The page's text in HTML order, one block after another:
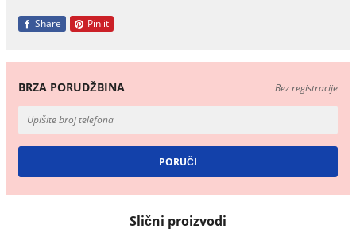
Share Pin it
BRZA PORUDŽBINA Bez registracije
Slični proizvodi